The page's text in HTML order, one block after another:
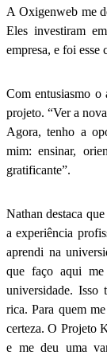
A Oxigenweb me
Eles investiram
empresa, e foi
Com entusiasmo o
projeto. “Ver a
Agora, tenho a
mim: ensinar,
gratificante”.
Nathan destaca
a experiência
aprendi na
que faço aqui me
universidade. Isso
rica. Para quem
certeza. O Projeto
e me deu uma